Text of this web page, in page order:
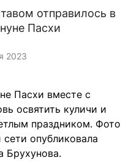
отправилось в
Пасхи
2023
Пасхи вместе с
освятить куличи и
праздником. Фото
опубликовала
Брухунова.